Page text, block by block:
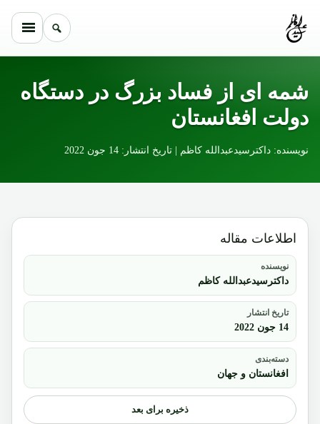
شمه ای از فساد بزرگ در دستگاه
دولت افغانستان
نویسنده: داکترسیدعبدالله کاظم | تاریخ انتشار: 14 جون 2022
اطلاعات مقاله
نویسنده
داکترسیدعبدالله کاظم
تاریخ انتشار
14 جون 2022
دسته‌بندی
افغانستان و جهان
ذخیره برای بعد